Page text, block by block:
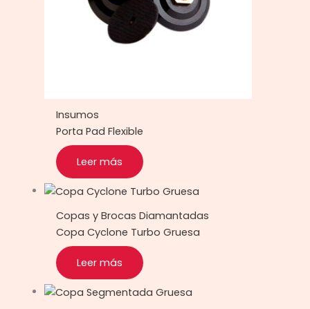
Insumos
Porta Pad Flexible
Leer más
Copas y Brocas Diamantadas
Copa Cyclone Turbo Gruesa
Leer más